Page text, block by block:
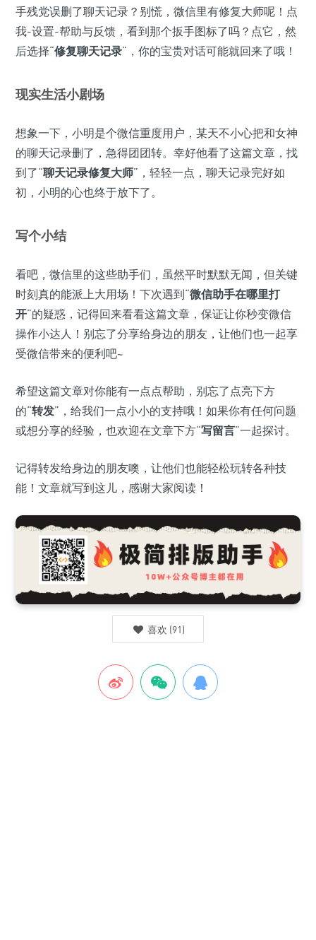
手残党误删了聊天记录？别慌，微信里有修复大师呢！点
我-设置-帮助与反馈，看到那个扳手图标了吗？点它，然
后选择“修复聊天记录”，你的宝贵对话可能就回来了哦！
现实生活小剧场
想象一下，小明是个微信重度用户，某天不小心把和女神
的聊天记录删了，急得团团转。幸好他看了这篇文章，找
到了“聊天记录修复大师”，轻轻一点，聊天记录完好如
初，小明的心也终于放下了。
写个小结
看吧，微信里的这些助手们，虽然平时默默无闻，但关键
时刻真的能派上大用场！下次遇到“微信助手在哪里打
开”的疑惑，记得回来看看这篇文章，保证让你秒变微信
操作小达人！别忘了分享给身边的朋友，让他们也一起享
受微信带来的便利吧~
希望这篇文章对你能有一点点帮助，别忘了点亮下方
的“转发”，给我们一点小小的支持哦！如果你有任何问题
或想分享的经验，也欢迎在文章下方“写留言”一起探讨。
记得转发给身边的朋友噢，让他们也能轻松玩转各种技
能！文章就写到这儿，感谢大家阅读！
喜欢 (91)